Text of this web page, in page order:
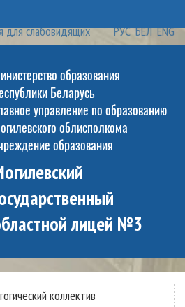
для слабовидящих РУС БЕЛ ENG
образования
Беларусь
управление по образованию
облисполкома
образования
лицей №3
коллектив